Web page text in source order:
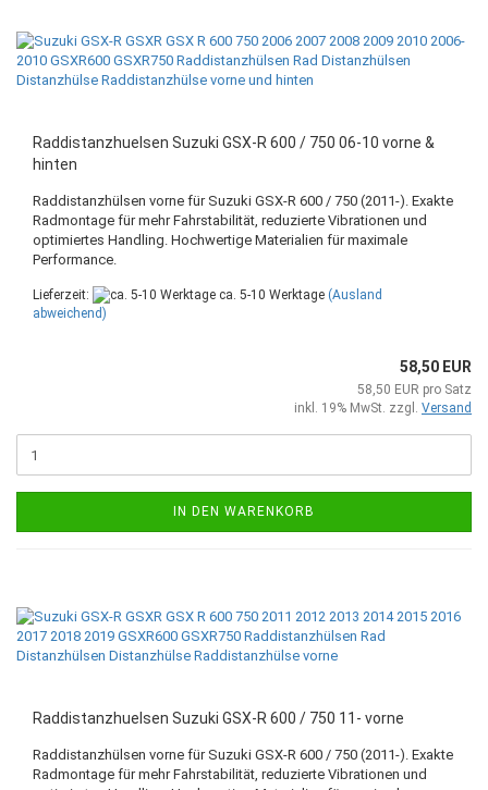
Raddistanzhuelsen Suzuki GSX-R 600 / 750 06-10 vorne &
hinten
Raddistanzhülsen vorne für Suzuki GSX-R 600 / 750 (2011-). Exakte
Radmontage für mehr Fahrstabilität, reduzierte Vibrationen und
optimiertes Handling. Hochwertige Materialien für maximale
Performance.
Lieferzeit: ca. 5-10 Werktage (Ausland
abweichend)
58,50 EUR
58,50 EUR pro Satz
inkl. 19% MwSt. zzgl. Versand
IN DEN WARENKORB
Raddistanzhuelsen Suzuki GSX-R 600 / 750 11- vorne
Raddistanzhülsen vorne für Suzuki GSX-R 600 / 750 (2011-). Exakte
Radmontage für mehr Fahrstabilität, reduzierte Vibrationen und